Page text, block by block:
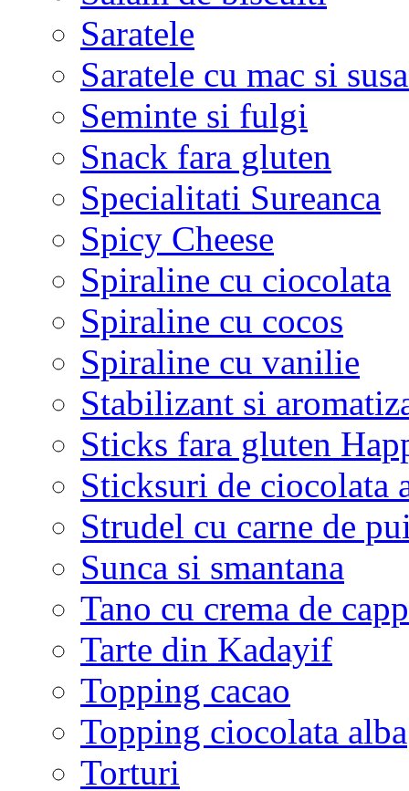
Saratele
Saratele cu mac si
Seminte si fulgi
Snack fara gluten
Specialitati Sureanca
Spicy Cheese
Spiraline cu ciocolata
Spiraline cu cocos
Spiraline cu vanilie
Stabilizant si
Sticks fara gluten
Sticksuri de ciocolata
Strudel cu carne de
Sunca si smantana
Tano cu crema de
Tarte din Kadayif
Topping cacao
Topping ciocolata alba
Torturi